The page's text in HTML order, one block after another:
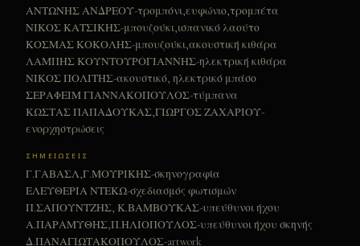
05ΜΙΑ ΚΑΛΗΜΕΡΑ
06ΑΝ Μ'ΑΓΑΠΑΣ ΦΙΛΑ ΣΤΑΥΡΟ
ΞΗΜΕΡΩΝΕΙ
08ΣΥΝΑΝΤΗΣΗ / ΖΗΤΑ ΜΟΥ Ο,ΤΙ ΘΕΣ
09ΗΤΑΝ ΜΙΑ ΦΟΡΑ ΚΙ ΕΝΑ ΚΑΙΡΟ
10Ο ΧΟΡΟΣ ΜΕ ΤΗ ΣΚΙΑ ΜΟΥ
11ΘΑΛΑΣΣΑ ΠΛΑΤΙΑ
12ΕΛΑ ΜΑΖΙ ΜΟΥ
ΑΝΤΩΝΗΣ ΑΝΔΡΕΟΥ-τρομπόνι,ευφώνιο,τρομπέτα
ΝΙΚΟΣ ΚΑΤΣΙΚΗΣ-μπουζούκι,ισπανικό λαούτο
ΚΟΣΜΑΣ ΚΟΚΟΛΗΣ-μπουζούκι,ακουστική κιθάρα
ΛΑΜΠΗΣ ΚΟΥΝΤΟΥΡΟΓΙΑΝΝΗΣ-ηλεκτρική κιθάρα
ΝΙΚΟΣ ΠΟΛΙΤΗΣ-ακουστικό, ηλεκτρικό μπάσο
ΣΕΡΑΦΕΙΜ ΓΙΑΝΝΑΚΟΠΟΥΛΟΣ-τύμπανα
ΚΩΣΤΑΣ ΠΑΠΑΔΟΥΚΑΣ,ΓΙΩΡΓΟΣ ΖΑΧΑΡΙΟΥ-
ενορχηστρώσεις
ΣΗΜΕΙΩΣΕΙΣ
Γ.ΓΑΒΑΣΛ,Γ.ΜΟΥΡΙΚΗΣ-σκηνογραφία
ΕΛΕΥΘΕΡΙΑ ΝΤΕΚΩ-σχεδιασμός φωτισμών
Π.ΣΑΠΟΥΝΤΖΗΣ, Κ.ΒΑΜΒΟΥΚΑΣ-υπεύθυνοι ήχου
Α.ΠΑΡΑΜΥΘΗΣ,Π.ΗΛΙΟΠΟΥΛΟΣ-υπεύθυνοι ήχου σκηνής
Δ.ΠΑΝΑΓΙΩΤΑΚΟΠΟΥΛΟΣ-artwork